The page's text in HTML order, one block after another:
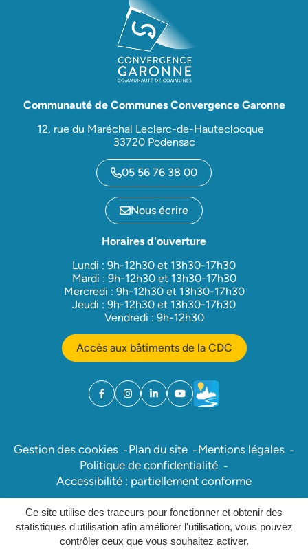
Ce site utilise des traceurs pour fonctionner et obtenir des
statistiques d'utilisation afin améliorer l'utilisation, vous pouvez
contrôler ceux que vous souhaitez activer.
Communauté de Communes Convergence Garonne
12, rue du Maréchal Leclerc-de-Hauteclocque
33720 Podensac
05 56 76 38 00
Nous écrire
Horaires d'ouverture
Lundi : 9h-12h30 et 13h30-17h30
Mardi : 9h-12h30 et 13h30-17h30
Mercredi : 9h-12h30 et 13h30-17h30
Jeudi : 9h-12h30 et 13h30-17h30
Vendredi : 9h-12h30
Accès aux bâtiments de la CDC
Facebook
(ouverture dans un nouvel onglet)
Instagram
(ouverture dans un nouvel onglet)
Linkedin
(ouverture dans un nouvel onglet)
YouTube
(ouverture dans un nouvel
Météo
(ouverture dans un
Gestion des cookies Plan du site
Mentions légales
Politique de confidentialité
Accessibilité : partiellement conforme
Site réalisé parInovagora (ouverture dans un